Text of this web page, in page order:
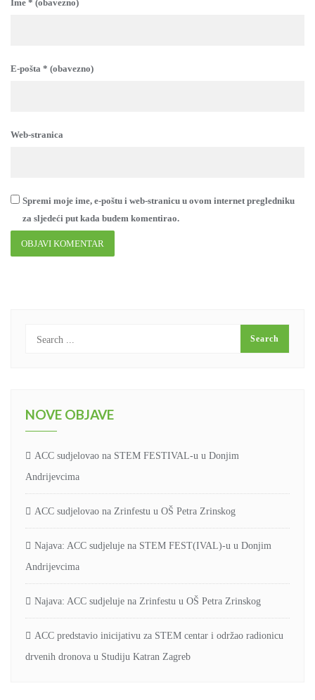
Ime * (obavezno)
E-pošta * (obavezno)
Web-stranica
Spremi moje ime, e-poštu i web-stranicu u ovom internet pregledniku
za sljedeći put kada budem komentirao.
NOVE OBJAVE
ACC sudjelovao na STEM FESTIVAL-u u Donjim
Andrijevcima
ACC sudjelovao na Zrinfestu u OŠ Petra Zrinskog
Najava: ACC sudjeluje na STEM FEST(IVAL)-u u Donjim
Andrijevcima
Najava: ACC sudjeluje na Zrinfestu u OŠ Petra Zrinskog
ACC predstavio inicijativu za STEM centar i održao radionicu
drvenih dronova u Studiju Katran Zagreb